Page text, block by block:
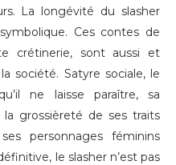
La longévité du slasher
Ces contes de
crétinerie, sont aussi et
société. Satyre sociale, le
ne laisse paraître, sa
grossièreté de ses traits
personnages féminins
le slasher n’est pas